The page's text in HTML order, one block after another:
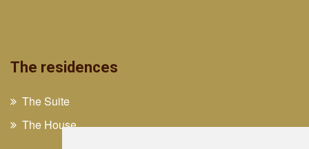
The residences
The Suite
The House